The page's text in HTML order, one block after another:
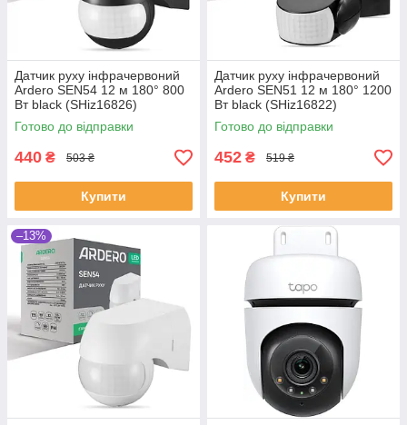
Датчик руху інфрачервоний
Ardero SEN54 12 м 180° 800
Вт black (SHiz16826)
Готово до відправки
440 ₴ 503 ₴
Купити
Датчик руху інфрачервоний
Ardero SEN51 12 м 180° 1200
Вт black (SHiz16822)
Готово до відправки
452 ₴ 519 ₴
Купити
–13%